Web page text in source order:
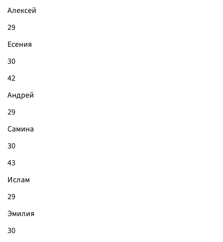
Алексей
29
Есения
30
42
Андрей
29
Самина
30
43
Ислам
29
Эмилия
30